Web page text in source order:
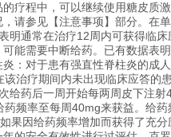
疗程中，可以继续使用糖皮质
请参见【注意事项】部分。在
通常在治疗12周内可获得临
能需要中断给药。已有数据表
：对于患有强直性脊柱炎的成
治疗期间内未出现临床应答的
给药后一周开始每两周皮下注
频率至每周40mg来获益。给
果因给药频率增加而获得了充